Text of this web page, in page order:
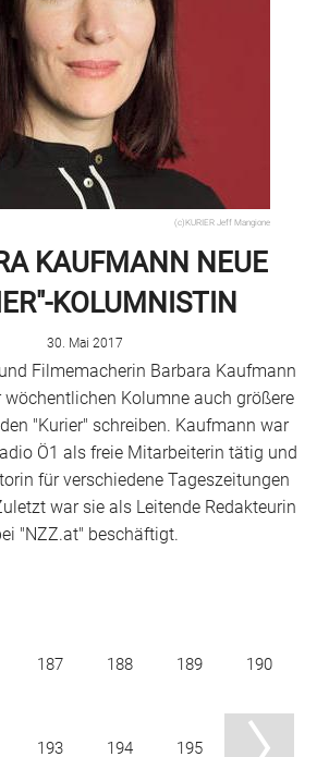
(c)KURIER Jeff Mangione
KAUFMANN NEUE
KOLUMNISTIN
30. Mai 2017
Filmemacherin Barbara Kaufmann
wöchentlichen Kolumne auch größere
"Kurier" schreiben. Kaufmann war
Ö1 als freie Mitarbeiterin tätig und
für verschiedene Tageszeitungen
war sie als Leitende Redakteurin
"NZZ.at" beschäftigt.
187 188 189 190
193 194 195